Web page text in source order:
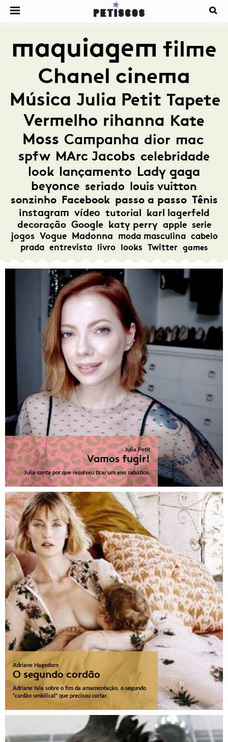
maquiagem filme
Chanel cinema
Música Julia Petit Tapete
Vermelho rihanna Kate
Moss Campanha dior mac
spfw MArc Jacobs celebridade
look lançamento Lady gaga
beyonce seriado louis vuitton
sonzinho Facebook passo a passo Tênis
instagram vídeo tutorial karl lagerfeld
decoração Google katy perry apple serie
jogos Vogue Madonna moda masculina cabelo
prada entrevista livro looks Twitter games
Julia Petit
Vamos fugir!
Julia conta por que resolveu tirar um ano sabático.
Adriane Hagedorn
O segundo cordão
Adriane fala sobre o fim da amamentação, o segundo
"cordão umbilical" que precisou cortar.